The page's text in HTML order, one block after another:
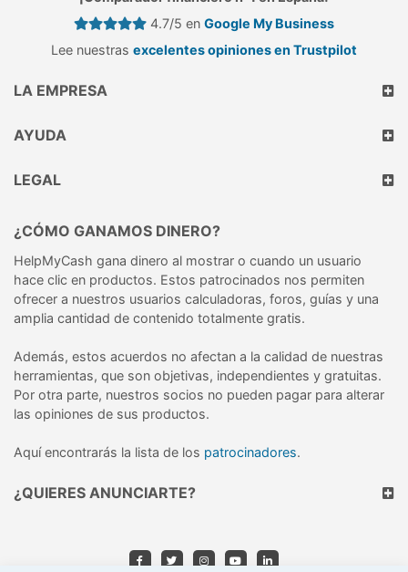
4.7/5 en Google My Business
Lee nuestras excelentes opiniones en Trustpilot
LA EMPRESA
AYUDA
LEGAL
¿CÓMO GANAMOS DINERO?
HelpMyCash gana dinero al mostrar o cuando un usuario
hace clic en productos. Estos patrocinados nos permiten
ofrecer a nuestros usuarios calculadoras, foros, guías y una
amplia cantidad de contenido totalmente gratis.
Además, estos acuerdos no afectan a la calidad de nuestras
herramientas, que son objetivas, independientes y gratuitas.
Por otra parte, nuestros socios no pueden pagar para alterar
las opiniones de sus productos.
Aquí encontrarás la lista de los patrocinadores.
¿QUIERES ANUNCIARTE?